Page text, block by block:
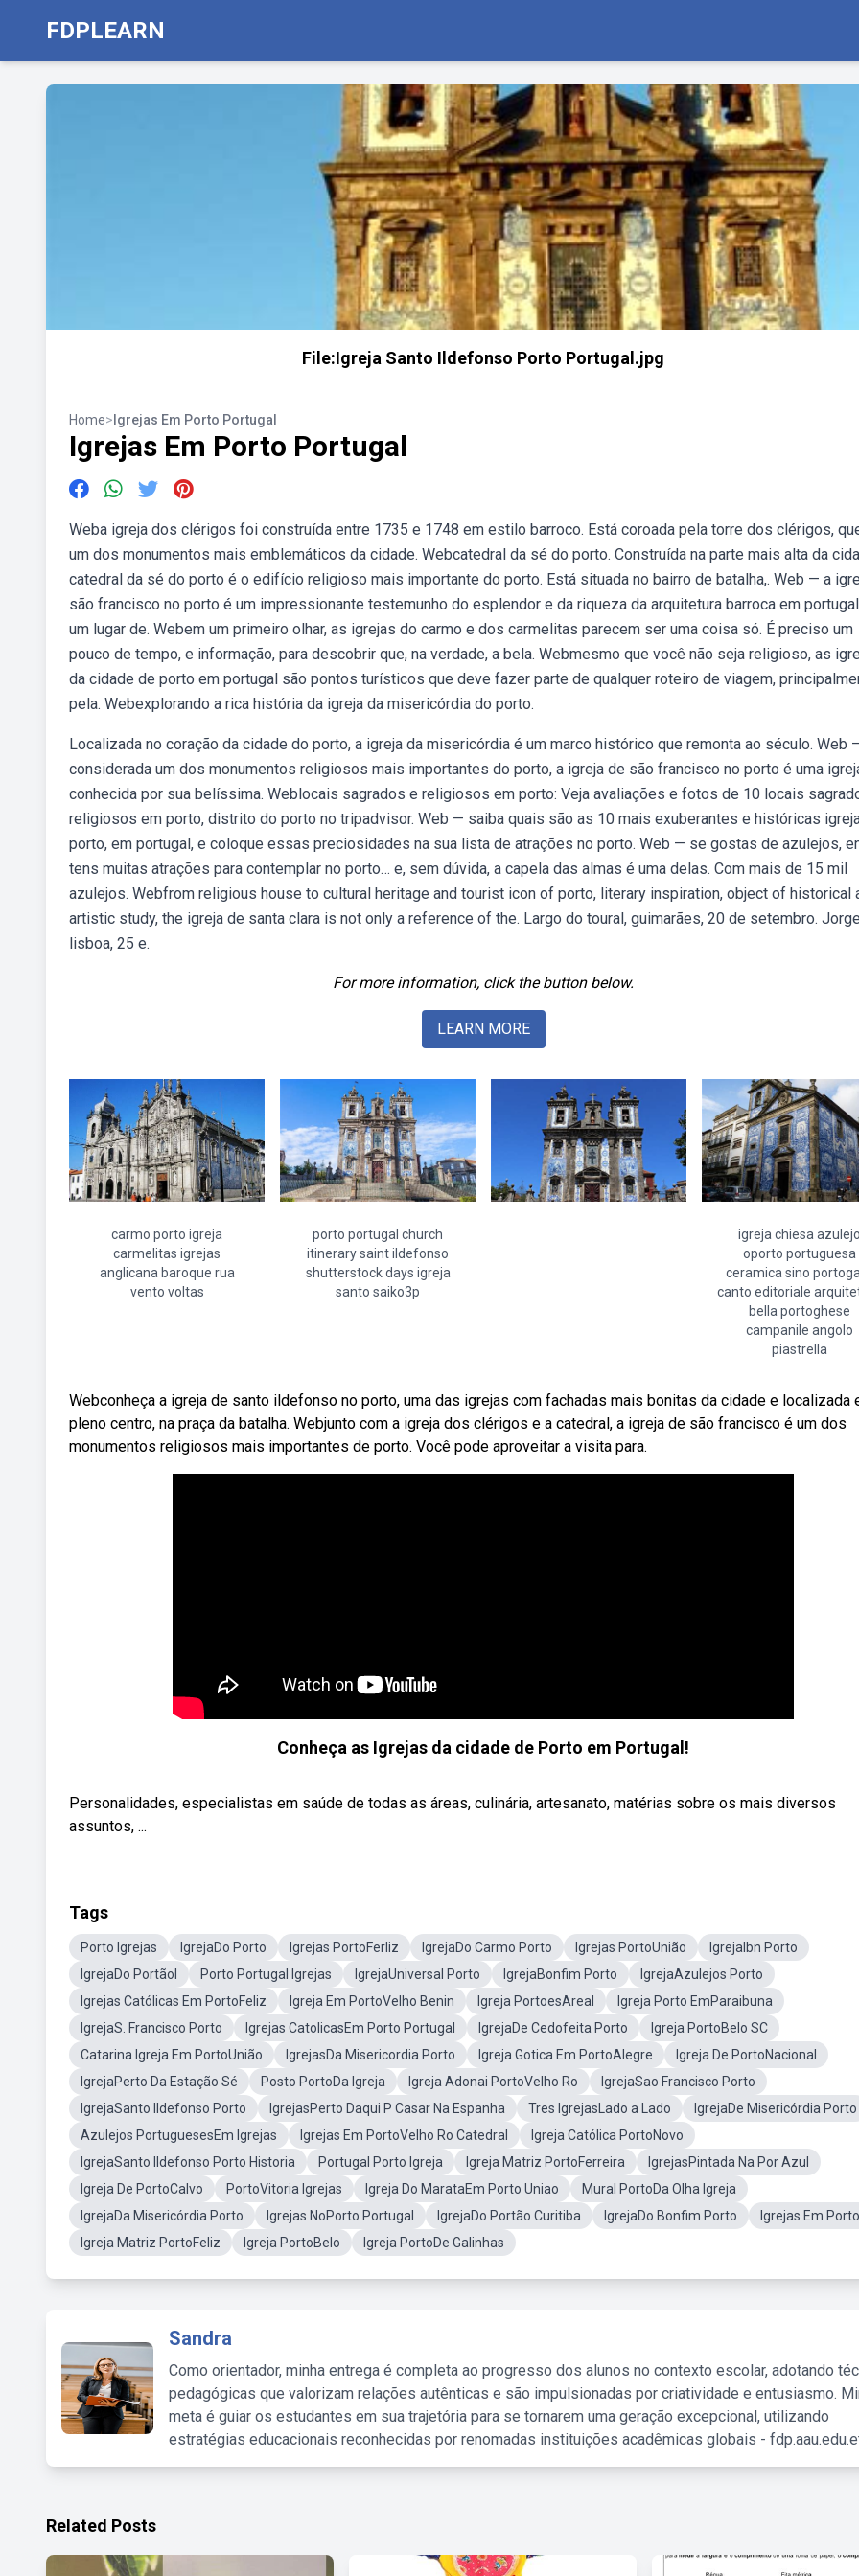
FDPLEARN
File:Igreja Santo Ildefonso Porto Portugal.jpg
Home> Igrejas Em Porto Portugal
Igrejas Em Porto Portugal
Weba igreja dos clérigos foi construída entre 1735 e 1748 em estilo barroco. Está coroada pela torre dos clérigos,
um dos monumentos mais emblemáticos da cidade. Webcatedral da sé do porto. Construída na parte mais alta da
catedral da sé do porto é o edifício religioso mais importante do porto. Está situada no bairro de batalha,. Web — a
são francisco no porto é um impressionante testemunho do esplendor e da riqueza da arquitetura barroca em
um lugar de. Webem um primeiro olhar, as igrejas do carmo e dos carmelitas parecem ser uma coisa só. É preciso um
pouco de tempo, e informação, para descobrir que, na verdade, a bela. Webmesmo que você não seja religioso, as
da cidade de porto em portugal são pontos turísticos que deve fazer parte de qualquer roteiro de viagem,
pela. Webexplorando a rica história da igreja da misericórdia do porto.
Localizada no coração da cidade do porto, a igreja da misericórdia é um marco histórico que remonta ao século. Web
considerada um dos monumentos religiosos mais importantes do porto, a igreja de são francisco no porto é uma
conhecida por sua belíssima. Weblocais sagrados e religiosos em porto: Veja avaliações e fotos de 10 locais
religiosos em porto, distrito do porto no tripadvisor. Web — saiba quais são as 10 mais exuberantes e históricas
porto, em portugal, e coloque essas preciosidades na sua lista de atrações no porto. Web — se gostas de azulejos,
tens muitas atrações para contemplar no porto… e, sem dúvida, a capela das almas é uma delas. Com mais de 15 mil
azulejos. Webfrom religious house to cultural heritage and tourist icon of porto, literary inspiration, object of historical
artistic study, the igreja de santa clara is not only a reference of the. Largo do toural, guimarães, 20 de setembro.
lisboa, 25 e.
For more information, click the button below.
LEARN MORE
carmo porto igreja
carmelitas igrejas
anglicana baroque rua
vento voltas
porto portugal church
itinerary saint ildefonso
shutterstock days igreja
santo saiko3p
igreja chiesa azulejo
oporto portuguesa
ceramica sino
canto editoriale
bella portoghese
campanile angolo
piastrella
Webconheça a igreja de santo ildefonso no porto, uma das igrejas com fachadas mais bonitas da cidade e localizada
pleno centro, na praça da batalha. Webjunto com a igreja dos clérigos e a catedral, a igreja de são francisco é um dos
monumentos religiosos mais importantes de porto. Você pode aproveitar a visita para.
Conheça as Igrejas da cidade de Porto em Portugal!
Personalidades, especialistas em saúde de todas as áreas, culinária, artesanato, matérias sobre os mais diversos
assuntos, ...
Tags
Porto Igrejas IgrejaDo Porto Igrejas PortoFerliz IgrejaDo Carmo Porto Igrejas PortoUnião
IgrejaIbn Porto
IgrejaDo Portãol
Porto Portugal Igrejas IgrejaUniversal Porto IgrejaBonfim Porto
IgrejaAzulejos Porto
Igrejas Católicas Em PortoFeliz
Igreja Em PortoVelho Benin Igreja PortoesAreal
Igreja Porto EmParaibuna
IgrejaS. Francisco Porto
Igrejas CatolicasEm Porto Portugal IgrejaDe Cedofeita Porto
Igreja PortoBelo SC
Catarina Igreja Em PortoUnião
IgrejasDa Misericordia Porto Igreja Gotica Em PortoAlegre
Igreja De PortoNacional
IgrejaPerto Da Estação Sé
Posto PortoDa Igreja Igreja Adonai PortoVelho Ro
IgrejaSao Francisco Porto
IgrejaSanto Ildefonso Porto
IgrejasPerto Daqui P Casar Na Espanha Tres IgrejasLado a Lado
IgrejaDe Misericórdia Porto
Azulejos PortuguesesEm Igrejas
Igrejas Em PortoVelho Ro Catedral
Igreja Católica PortoNovo
IgrejaSanto Ildefonso Porto Historia
Portugal Porto Igreja Igreja Matriz PortoFerreira
IgrejasPintada Na Por Azul
Igreja De PortoCalvo
PortoVitoria Igrejas Igreja Do MarataEm Porto Uniao
Mural PortoDa Olha Igreja
IgrejaDa Misericórdia Porto
Igrejas NoPorto Portugal IgrejaDo Portão Curitiba IgrejaDo Bonfim Porto
Igrejas Em
Igreja Matriz PortoFeliz
Igreja PortoBelo Igreja PortoDe Galinhas
Sandra
Como orientador, minha entrega é completa ao progresso dos alunos no contexto escolar, adotando
pedagógicas que valorizam relações autênticas e são impulsionadas por criatividade e entusiasmo.
meta é guiar os estudantes em sua trajetória para se tornarem uma geração excepcional, utilizando
estratégias educacionais reconhecidas por renomadas instituições acadêmicas globais -
Related Posts